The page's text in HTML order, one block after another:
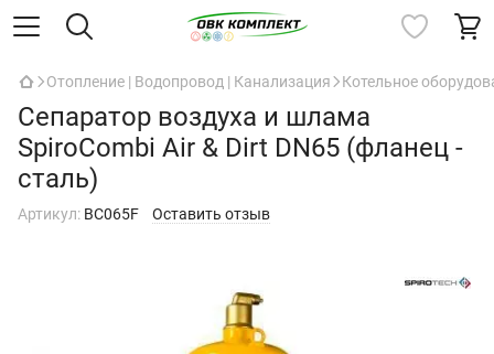
Отопление | Водопровод | Канализация Котельное
Сепаратор воздуха и шлама
SpiroCombi Air & Dirt DN65 (фланец -
сталь)
Артикул: BC065F Оставить отзыв